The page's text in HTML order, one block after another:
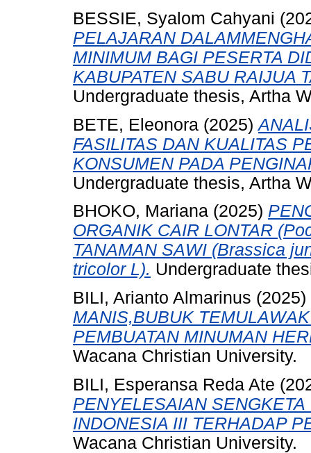
BESSIE, Syalom Cahyani
PELAJARAN
MINIMUM BAGI PESERTA
KABUPATEN SABU RAIJUA
Undergraduate thesis, Artha
BETE, Eleonora (2025)
FASILITAS DAN KUALITAS
KONSUMEN PADA
Undergraduate thesis, Artha
BHOKO, Mariana (2025)
ORGANIK CAIR LONTAR
TANAMAN SAWI (Brassica
tricolor L). Undergraduate
BILI, Arianto Almarinus (2025)
MANIS,BUBUK
PEMBUATAN MINUMAN
Wacana Christian University.
BILI, Esperansa Reda Ate
PENYELESAIAN
INDONESIA III TERHADAP
Wacana Christian University.